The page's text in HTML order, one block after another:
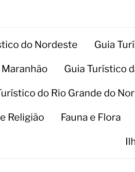
do Nordeste Guia
Guia Turístico
do Rio Grande do
Religião Fauna e Flora